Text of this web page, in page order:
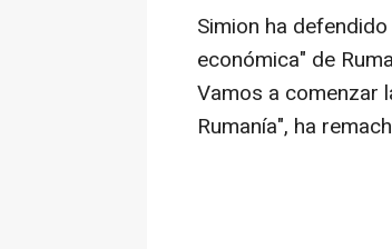
Simion ha
económica" de
Vamos a comenzar
Rumanía", ha